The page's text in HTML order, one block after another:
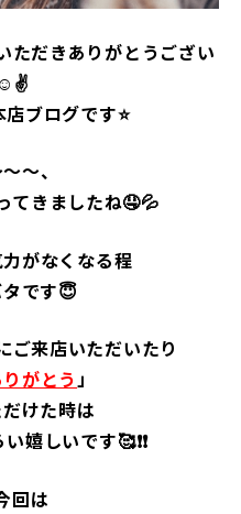
ただきありがとうござい
ブログです⭐
～、
てきましたね🤤💦
がなくなる程
です😇
ご来店いただいたり
りがとう」
けた時は
嬉しいです🥰❗❗
回は